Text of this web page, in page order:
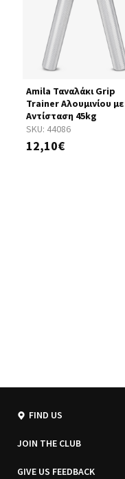
SKU: 44086
Amila Ταναλάκι Grip
Trainer Αλουμινίου με
Αντίσταση 45kg
12,10€
FIND US
JOIN THE CLUB
GIVE US FEEDBACK